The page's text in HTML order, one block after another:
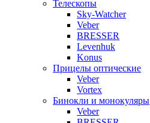
Телескопы
Sky-Watcher
Veber
BRESSER
Levenhuk
Konus
Прицелы оптические
Veber
Vortex
Бинокли и монокуляры
Veber